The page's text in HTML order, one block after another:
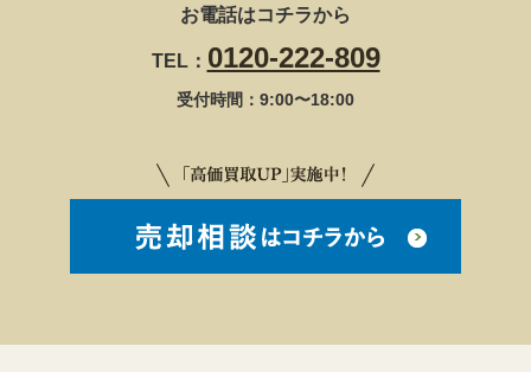
お電話はコチラから
TEL： 0120-222-809
受付時間：9:00〜18:00